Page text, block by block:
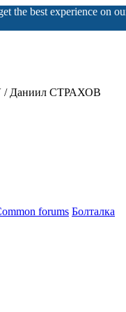
the best experience on
/ Даниил СТРАХОВ
forums Болталка